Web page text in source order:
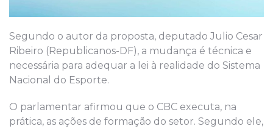
Segundo o autor da proposta, deputado Julio Cesar
Ribeiro (Republicanos-DF), a mudança é técnica e
necessária para adequar a lei à realidade do Sistema
Nacional do Esporte.
O parlamentar afirmou que o CBC executa, na
prática, as ações de formação do setor. Segundo ele,